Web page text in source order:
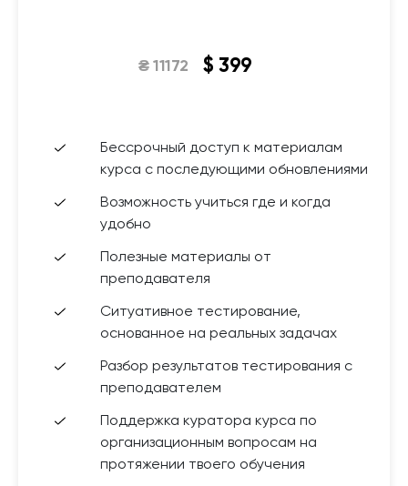
₴ 11172 $ 399
Бессрочный доступ к материалам
курса с последующими обновлениями
Возможность учиться где и когда
удобно
Полезные материалы от
преподавателя
Ситуативное тестирование,
основанное на реальных задачах
Разбор результатов тестирования с
преподавателем
Поддержка куратора курса по
организационным вопросам на
протяжении твоего обучения